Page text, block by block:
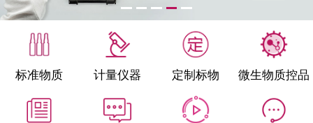
标准物质 计量仪器 定制标物 微生物质控品
微生物检测/质控品
定制标物